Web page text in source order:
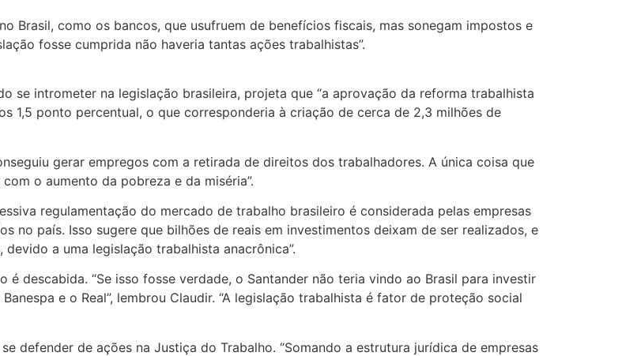
Brasil, como os bancos, que usufruem de benefícios fiscais, mas sonegam impostos e
fosse cumprida não haveria tantas ações trabalhistas”.
se intrometer na legislação brasileira, projeta que “a aprovação da reforma trabalhista
1,5 ponto percentual, o que corresponderia à criação de cerca de 2,3 milhões de
gerar empregos com a retirada de direitos dos trabalhadores. A única coisa que
o aumento da pobreza e da miséria”.
regulamentação do mercado de trabalho brasileiro é considerada pelas empresas
no país. Isso sugere que bilhões de reais em investimentos deixam de ser realizados, e
a uma legislação trabalhista anacrônica”.
é descabida. “Se isso fosse verdade, o Santander não teria vindo ao Brasil para investir
e o Real”, lembrou Claudir. “A legislação trabalhista é fator de proteção social
defender de ações na Justiça do Trabalho. “Somando a estrutura jurídica de empresas